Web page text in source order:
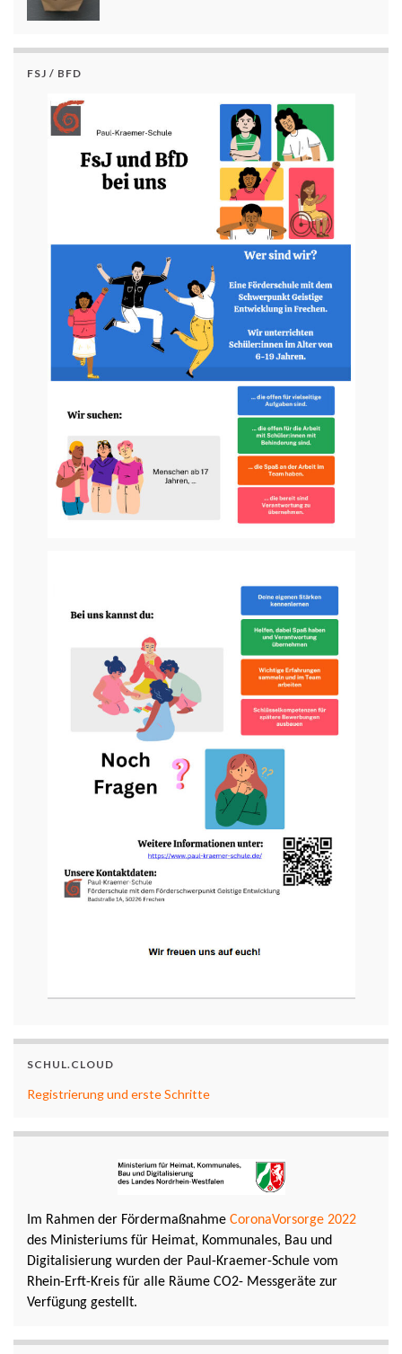
FSJ / BFD
SCHUL.CLOUD
Registrierung und erste Schritte
Im Rahmen der Fördermaßnahme CoronaVorsorge 2022
des Ministeriums für Heimat, Kommunales, Bau und
Digitalisierung wurden der Paul-Kraemer-Schule vom
Rhein-Erft-Kreis für alle Räume CO2- Messgeräte zur
Verfügung gestellt.